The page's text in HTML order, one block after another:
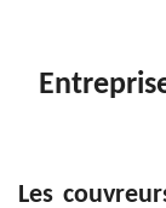
Les